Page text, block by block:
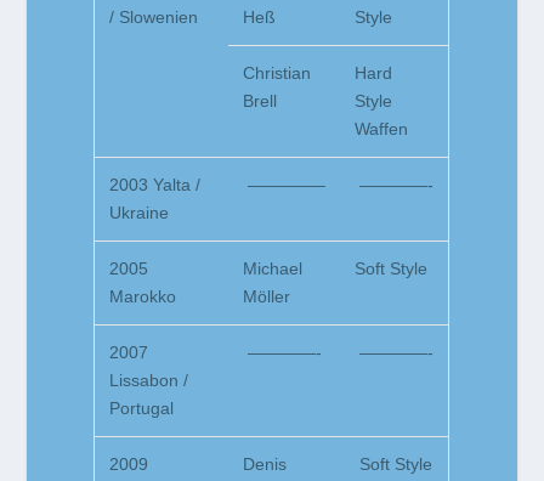
/ Slowenien
Heß
Style
Christian
Brell
Hard
Style
Waffen
2003 Yalta /
Ukraine
————– ————-
2005
Marokko
Michael
Möller
Soft Style
2007
Lissabon /
Portugal
————- ————-
2009
Denis
Soft Style